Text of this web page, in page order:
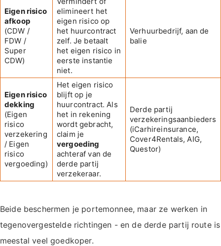
Eigen risico
afkoop
(CDW /
FDW /
Super
CDW)
elimineert het
eigen risico op
het huurcontract
zelf. Je betaalt
het eigen risico in
eerste instantie
niet.
Verhuurbedrijf, aan de
balie
Eigen risico
dekking
(Eigen
risico
verzekering
/ Eigen
risico
vergoeding)
Het eigen risico
blijft op je
huurcontract. Als
het in rekening
wordt gebracht,
claim je
vergoeding
achteraf van de
derde partij
verzekeraar.
Derde partij
verzekeringsaanbieders
(iCarhireinsurance,
Cover4Rentals, AIG,
Questor)
Beide beschermen je portemonnee, maar ze werken in
tegenovergestelde richtingen - en de derde partij route is
meestal veel goedkoper.